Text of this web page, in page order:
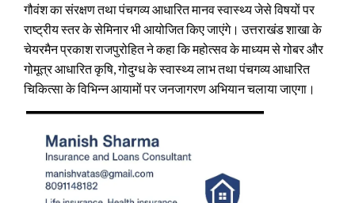
गौवंश का संरक्षण तथा पंचगव्य आधारित मानव स्वास्थ्य जेसे विषयों पर
राष्ट्रीय स्तर के सेमिनार भी आयोजित किए जाएंगे। उत्तराखंड शाखा के
चेयरमैन प्रकाश राजपुरोहित ने कहा कि महोत्सव के माध्यम से गोबर और
गोमूत्र आधारित कृषि, गोदुग्ध के स्वास्थ्य लाभ तथा पंचगव्य आधारित
चिकित्सा के विभिन्न आयामों पर जनजागरण अभियान चलाया जाएगा।